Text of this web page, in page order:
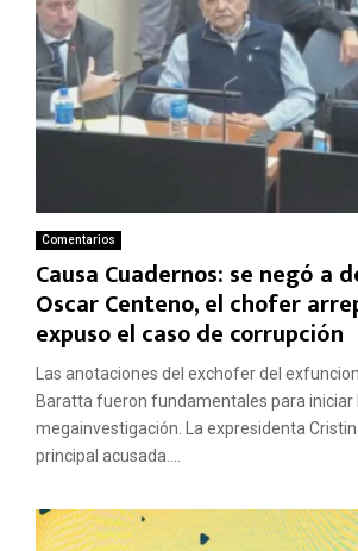
Comentarios
Causa Cuadernos: se negó a
Oscar Centeno, el chofer
expuso el caso de corrupción
Las anotaciones del exchofer del
Baratta fueron fundamentales para iniciar
megainvestigación. La expresidenta
principal acusada....